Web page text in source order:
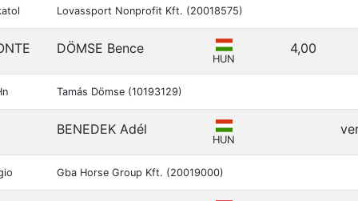
Lovassport Nonprofit Kft. (20018575)
DÖMSE Bence
HUN
4,00
Tamás Dömse (10193129)
BENEDEK Adél
HUN
Gba Horse Group Kft. (20019000)